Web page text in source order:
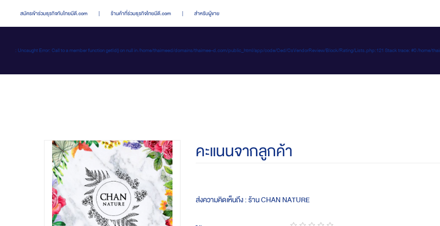
สมัครเข้าร่วมธุรกิจกับไทยมีดี.com | ร้านค้าที่ร่วมธุรกิจไทยมีดี.com | สำหรับผู้ขาย
: Uncaught Error: Call to a member function getId() on null in /home/thaimeed/domains/thaimee-d.com/public_html/app/code/Ced/CsVendorReview/Block/Rating/Lists.php:121 Stack trace: #0 /
คะแนนจากลูกค้า
ส่งความคิดเห็นถึง : ร้าน CHAN NATURE